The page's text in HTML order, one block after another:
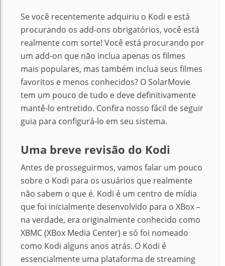
Se você recentemente adquiriu o Kodi e está
procurando os add-ons obrigatórios, você está
realmente com sorte! Você está procurando por
um add-on que não inclua apenas os filmes
mais populares, mas também inclua seus filmes
favoritos e menos conhecidos? O SolarMovie
tem um pouco de tudo e deve definitivamente
mantê-lo entretido. Confira nosso fácil de seguir
guia para configurá-lo em seu sistema.
Uma breve revisão do Kodi
Antes de prosseguirmos, vamos falar um pouco
sobre o Kodi para os usuários que realmente
não sabem o que é. Kodi é um centro de mídia
que foi inicialmente desenvolvido para o XBox –
na verdade, era originalmente conhecido como
XBMC (XBox Media Center) e só foi nomeado
como Kodi alguns anos atrás. O Kodi é
essencialmente uma plataforma de streaming